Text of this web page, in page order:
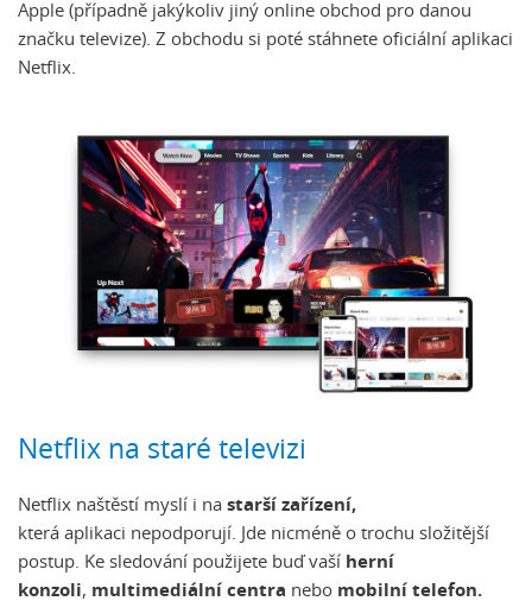
Apple (případně jakýkoliv jiný online obchod pro danou
značku televize). Z obchodu si poté stáhnete oficiální aplikaci
Netflix.
Netflix na staré televizi
Netflix naštěstí myslí i na starší zařízení,
která aplikaci nepodporují. Jde nicméně o trochu složitější
postup. Ke sledování použijete buď vaší herní
konzoli, multimediální centra nebo mobilní telefon.